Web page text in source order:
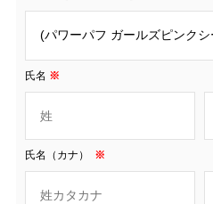
氏名 ※
氏名（カナ） ※